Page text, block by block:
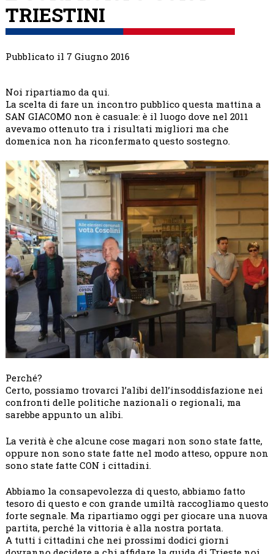
TRIESTINI
Pubblicato il 7 Giugno 2016
Noi ripartiamo da qui.
La scelta di fare un incontro pubblico questa mattina a
SAN GIACOMO non è casuale: è il luogo dove nel 2011
avevamo ottenuto tra i risultati migliori ma che
domenica non ha riconfermato questo sostegno.
Perché?
Certo, possiamo trovarci l’alibi dell’insoddisfazione nei
confronti delle politiche nazionali o regionali, ma
sarebbe appunto un alibi.
La verità è che alcune cose magari non sono state fatte,
oppure non sono state fatte nel modo atteso, oppure non
sono state fatte CON i cittadini.
Abbiamo la consapevolezza di questo, abbiamo fatto
tesoro di questo e con grande umiltà raccogliamo questo
forte segnale. Ma ripartiamo oggi per giocare una nuova
partita, perché la vittoria è alla nostra portata.
A tutti i cittadini che nei prossimi dodici giorni